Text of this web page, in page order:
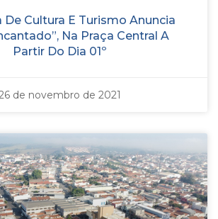
De Cultura E Turismo Anuncia
Na Praça Central A
Partir Do Dia 01º
de novembro de 2021